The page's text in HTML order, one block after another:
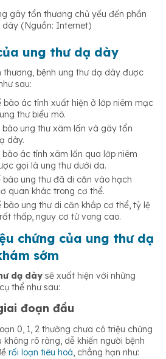
gây tổn thương chủ yếu đến phần
(Nguồn: Internet)
ung thư dạ dày
bệnh ung thư dạ dày được
sau:
bào ác tính xuất hiện ở lớp niêm mạc
thư biểu mô.
bào ung thư xâm lấn và gây tổn
dày.
bào ác tính xâm lấn qua lớp niêm
gọi là ung thư dưới da.
bào ung thư đã di căn vào hạch
quan khác trong cơ thể.
bào ung thư di căn khắp cơ thể, tỷ lệ
thấp, nguy cơ tử vong cao.
chứng của ung thư dạ
sớm
dạ dày sẽ xuất hiện với những
thể như sau:
đoạn đầu
0, 1, 2 thường chưa có triệu chứng
rõ ràng, dễ khiến người bệnh
rối loạn tiêu hoá, chẳng hạn như: